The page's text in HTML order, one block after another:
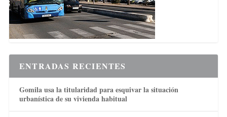
ENTRADAS RECIENTES
Gomila usa la titularidad para esquivar la situación
urbanística de su vivienda habitual